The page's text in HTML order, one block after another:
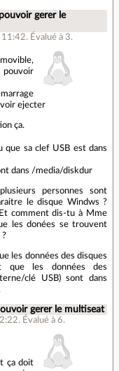
gerer le
11:42. Évalué à 3.
pouvoir
ejecter
ça.
que sa clef USB est dans
dans /media/diskdur
personnes sont
le disque Windws ?
comment dis-tu à Mme
les donées se trouvent
?
les données des disques
que les données des
clé USB) sont dans
gerer le multiseat
. Évalué à 6.
ça doit